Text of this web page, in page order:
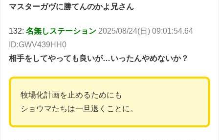
マスターガヴに勝てんのかよ兄さん
132:名無しステーション 2025/08/24(日) 09:01:54.64
ID:GWV439HH0
相手をしてやっても良いが…いったんやめないか？
牧場化計画を止めるためにも
ショウマたちは一旦退くことに。